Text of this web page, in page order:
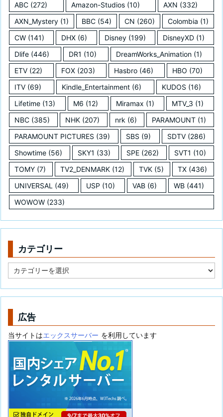
ABC (272) Amazon-Studios(10) AXN (332)
AXN_Mystery (1) BBC (54) CN (260) Colombia (1)
CW (141) DHX (6) Disney(199) DisneyXD(1)
Dlife (446) DR1 (10) DreamWorks_Animation (1)
ETV (22) FOX (203) Hasbro (46) HBO (70)
ITV (69) Kindle_Entertainment (6) KUDOS (16)
Lifetime (13) M6 (12) Miramax (1) MTV_3 (1)
NBC (385) NHK(207) nrk (6) PARAMOUNT (1)
PARAMOUNT PICTURES (39) SBS (9) SDTV(286)
Showtime (56) SKY1 (33) SPE(262) SVT1 (10)
TOMY (7) TV2_DENMARK(12) TVK(5) TX (436)
UNIVERSAL (49) USP (10) VAB(6) WB (441)
WOWOW (233)
カテゴリー
テ
リ
広告
当サイトはエックスサーバー を利用しています